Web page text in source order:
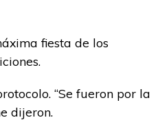
fiesta de los
“Se fueron por la
dijeron.